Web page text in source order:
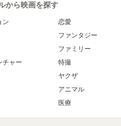
から映画を探す
ン 恋愛
ファンタジー
ファミリー
チャー
特撮
ヤクザ
アニマル
医療